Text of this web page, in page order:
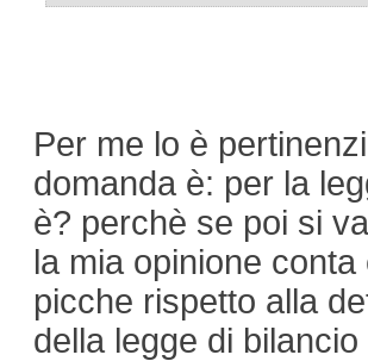
Per me lo è
domanda è: per la
è? perchè se poi si
la mia opinione
picche rispetto alla
della legge di